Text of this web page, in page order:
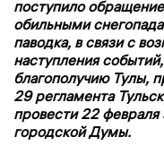
поступило
обильными
паводка, в связи с
наступления
благополучию Тулы,
29 регламента
провести 22 февраля
городской Думы.